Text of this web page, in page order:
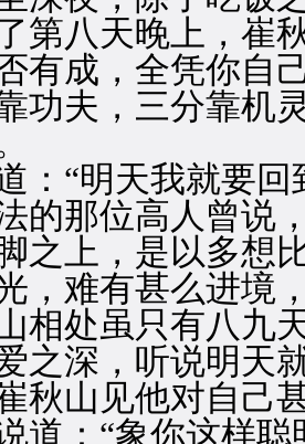
第八天晚上，崔
有成，全凭你自
功夫，三分靠机
“明天我就要回
的那位高人曾说
之上，是以多想
，难有甚么进境
相处虽只有八九
之深，听说明天
秋山见他对自己
道：“象你这样